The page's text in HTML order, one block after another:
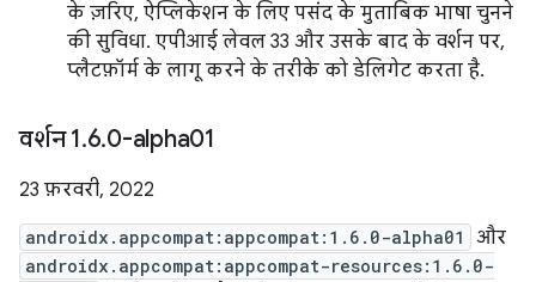
के ज़रिए, ऐप्लिकेशन के लिए पसंद के मुताबिक भाषा चुनने
की सुविधा. एपीआई लेवल 33 और उसके बाद के वर्शन पर,
प्लैटफ़ॉर्म के लागू करने के तरीके को डेलिगेट करता है.
वर्शन 1.6.0-alpha01
23 फ़रवरी, 2022
androidx.appcompat:appcompat:1.6.0-alpha01 और
androidx.appcompat:appcompat-resources:1.6.0-